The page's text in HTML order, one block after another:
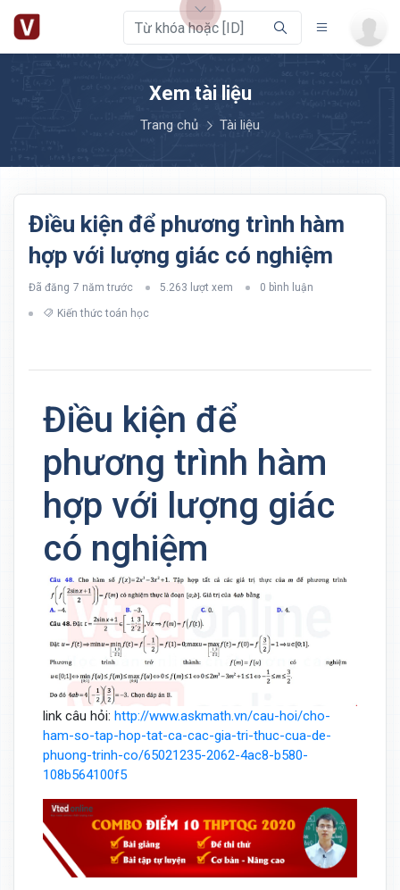
Xem tài liệu
Trang chủ Tài liệu
Điều kiện để phương trình hàm
hợp với lượng giác có nghiệm
Đã đăng 7 năm trước 5.263 lượt xem 0 bình luận
Kiến thức toán học
Điều kiện để
phương trình hàm
hợp với lượng giác
có nghiệm
link câu hỏi: http://www.askmath.vn/cau-hoi/cho-
ham-so-tap-hop-tat-ca-cac-gia-tri-thuc-cua-de-
phuong-trinh-co/65021235-2062-4ac8-b580-
108b564100f5